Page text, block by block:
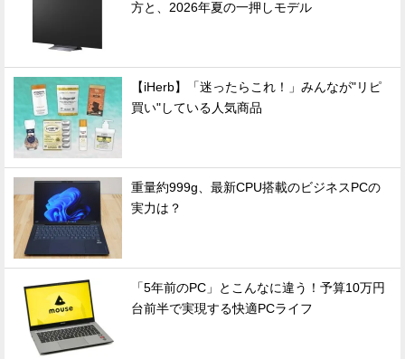
方と、2026年夏の一押しモデル
【iHerb】「迷ったらこれ！」みんなが"リピ
買い"している人気商品
重量約999g、最新CPU搭載のビジネスPCの
実力は？
「5年前のPC」とこんなに違う！予算10万円
台前半で実現する快適PCライフ